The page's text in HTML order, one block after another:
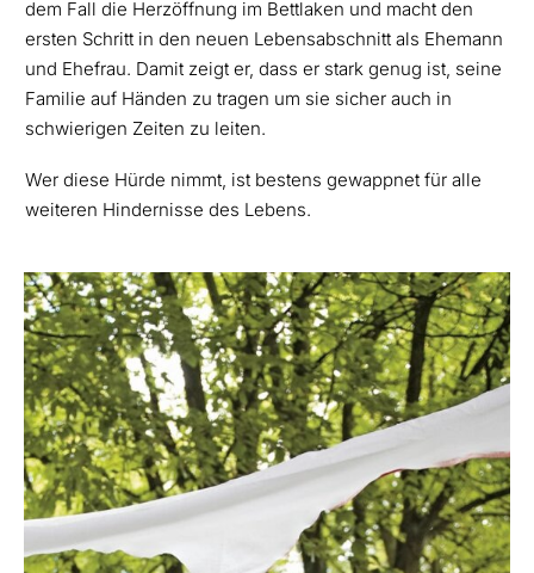
dem Fall die Herzöffnung im Bettlaken und macht den
ersten Schritt in den neuen Lebensabschnitt als Ehemann
und Ehefrau. Damit zeigt er, dass er stark genug ist, seine
Familie auf Händen zu tragen um sie sicher auch in
schwierigen Zeiten zu leiten.
Wer diese Hürde nimmt, ist bestens gewappnet für alle
weiteren Hindernisse des Lebens.